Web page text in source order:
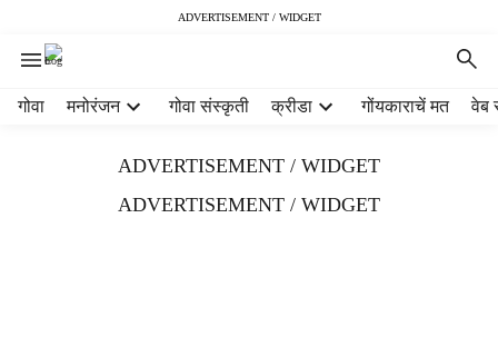
ADVERTISEMENT / WIDGET
गोवा मनोरंजन गोवा संस्कृती क्रीडा गोंयकाराचें मत वेब
ADVERTISEMENT / WIDGET
ADVERTISEMENT / WIDGET